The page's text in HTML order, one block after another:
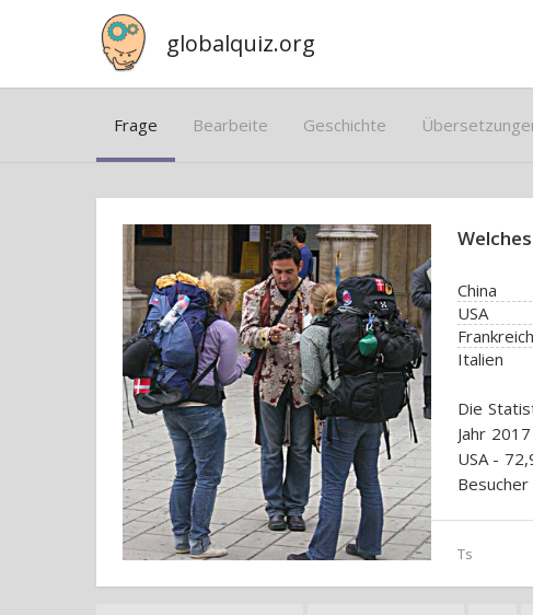
globalquiz.org
Frage Bearbeite Geschichte
China
USA
Frankreich
Italien
Die
Jahr
USA -
Ts